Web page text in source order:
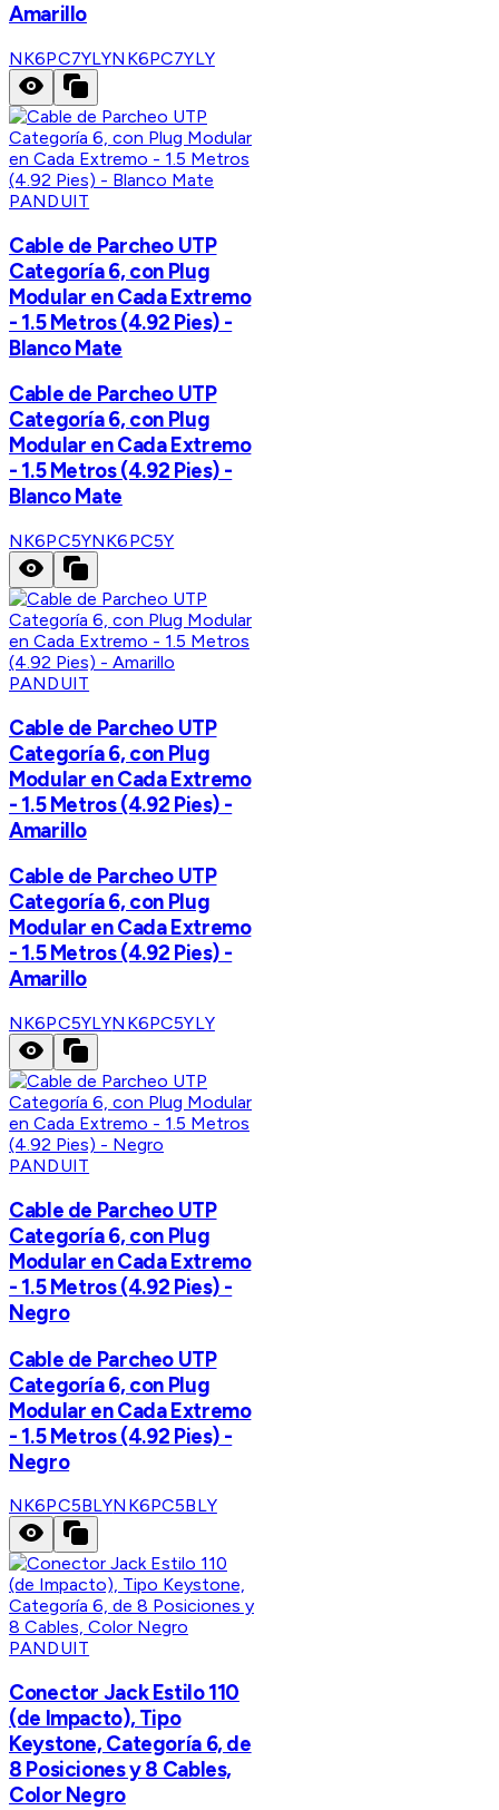
Amarillo
NK6PC7YLYNK6PC7YLY
PANDUIT
Cable de Parcheo UTP
Categoría 6, con Plug
Modular en Cada Extremo
- 1.5 Metros (4.92 Pies) -
Blanco Mate
Cable de Parcheo UTP
Categoría 6, con Plug
Modular en Cada Extremo
- 1.5 Metros (4.92 Pies) -
Blanco Mate
NK6PC5YNK6PC5Y
PANDUIT
Cable de Parcheo UTP
Categoría 6, con Plug
Modular en Cada Extremo
- 1.5 Metros (4.92 Pies) -
Amarillo
Cable de Parcheo UTP
Categoría 6, con Plug
Modular en Cada Extremo
- 1.5 Metros (4.92 Pies) -
Amarillo
NK6PC5YLYNK6PC5YLY
PANDUIT
Cable de Parcheo UTP
Categoría 6, con Plug
Modular en Cada Extremo
- 1.5 Metros (4.92 Pies) -
Negro
Cable de Parcheo UTP
Categoría 6, con Plug
Modular en Cada Extremo
- 1.5 Metros (4.92 Pies) -
Negro
NK6PC5BLYNK6PC5BLY
PANDUIT
Conector Jack Estilo 110
(de Impacto), Tipo
Keystone, Categoría 6, de
8 Posiciones y 8 Cables,
Color Negro